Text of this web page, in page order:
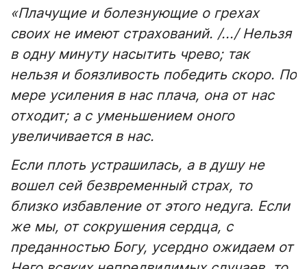
«Плачущие и болезнующие о грехах
своих не имеют страхований. /.../ Нельзя
в одну минуту насытить чрево; так
нельзя и боязливость победить скоро. По
мере усиления в нас плача, она от нас
отходит; а с уменьшением оного
увеличивается в нас.
Если плоть устрашилась, а в душу не
вошел сей безвременный страх, то
близко избавление от этого недуга. Если
же мы, от сокрушения сердца, с
преданностью Богу, усердно ожидаем от